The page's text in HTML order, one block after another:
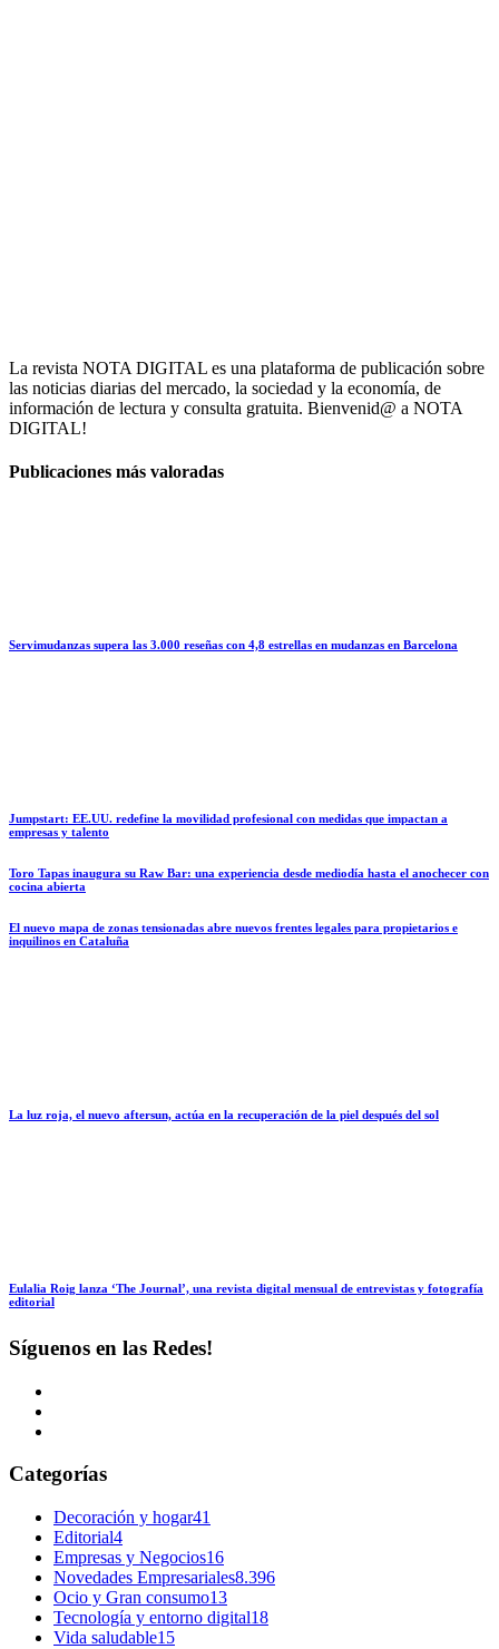
La revista NOTA DIGITAL es una plataforma de publicación sobre
las noticias diarias del mercado, la sociedad y la economía, de
información de lectura y consulta gratuita. Bienvenid@ a NOTA
DIGITAL!
Publicaciones más valoradas
Servimudanzas supera las 3.000 reseñas con 4,8 estrellas en mudanzas en Barcelona
Jumpstart: EE.UU. redefine la movilidad profesional con medidas que impactan a
empresas y talento
Toro Tapas inaugura su Raw Bar: una experiencia desde mediodía hasta el anochecer con
cocina abierta
El nuevo mapa de zonas tensionadas abre nuevos frentes legales para propietarios e
inquilinos en Cataluña
La luz roja, el nuevo aftersun, actúa en la recuperación de la piel después del sol
Eulalia Roig lanza ‘The Journal’, una revista digital mensual de entrevistas y fotografía
editorial
Síguenos en las Redes!
Categorías
Decoración y hogar41
Editorial4
Empresas y Negocios16
Novedades Empresariales8.396
Ocio y Gran consumo13
Tecnología y entorno digital18
Vida saludable15